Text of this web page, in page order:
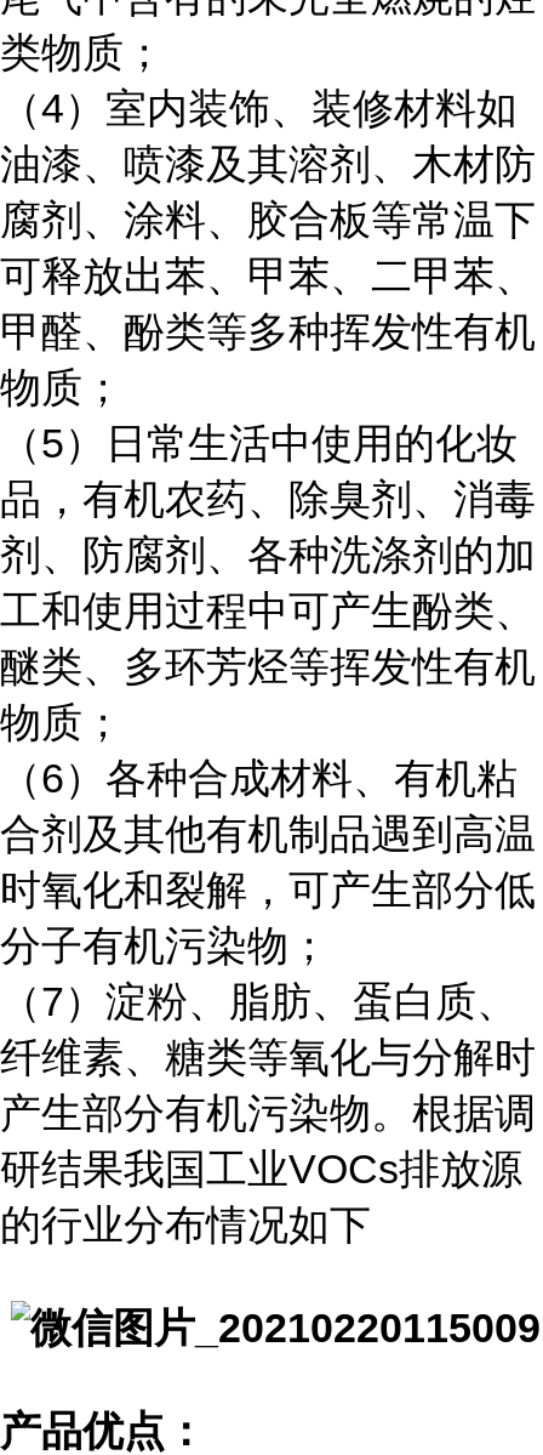
类物质；
（4）室内装饰、装修材料如
油漆、喷漆及其溶剂、木材防
腐剂、涂料、胶合板等常温下
可释放出苯、甲苯、二甲苯、
甲醛、酚类等多种挥发性有机
物质；
（5）日常生活中使用的化妆
品，有机农药、除臭剂、消毒
剂、防腐剂、各种洗涤剂的加
工和使用过程中可产生酚类、
醚类、多环芳烃等挥发性有机
物质；
（6）各种合成材料、有机粘
合剂及其他有机制品遇到高温
时氧化和裂解，可产生部分低
分子有机污染物；
（7）淀粉、脂肪、蛋白质、
纤维素、糖类等氧化与分解时
产生部分有机污染物。根据调
研结果我国工业VOCs排放源
的行业分布情况如下
产品优点：